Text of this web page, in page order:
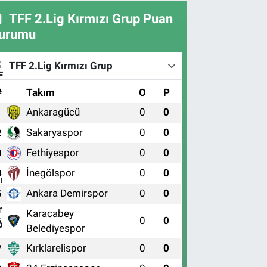
TFF 2.Lig Kırmızı Grup Puan
TFF 2.Lig Kırmızı Grup
Takım O P
Ankaragücü 0 0
Sakaryaspor 0 0
Fethiyespor 0 0
İnegölspor 0 0
Ankara Demirspor 0 0
Karacabey
Belediyespor
0 0
Kırklarelispor 0 0